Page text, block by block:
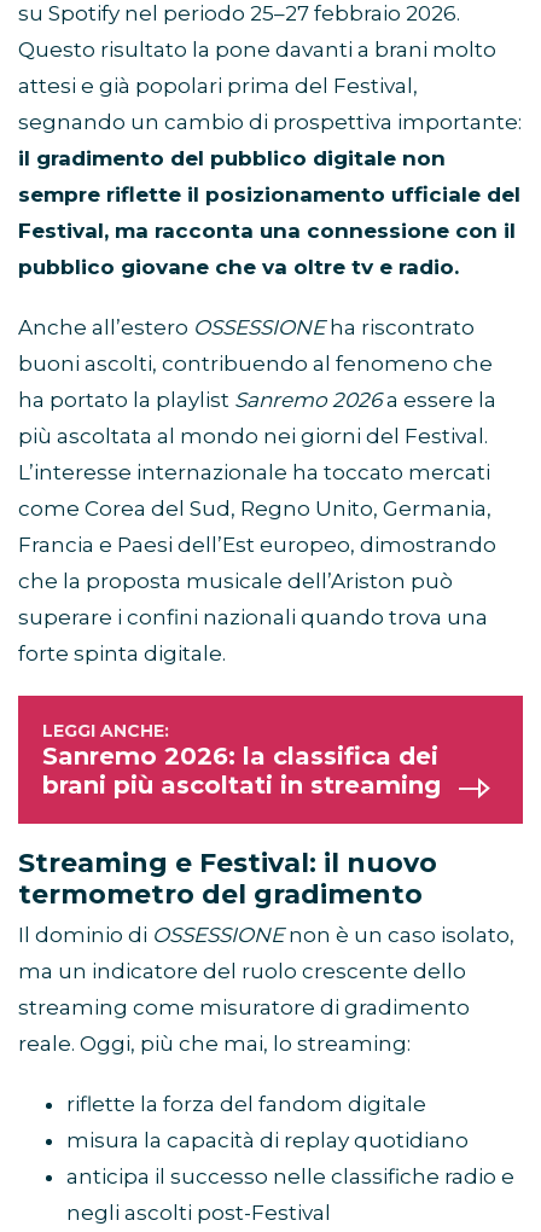
su Spotify nel periodo 25–27 febbraio 2026.
Questo risultato la pone davanti a brani molto
attesi e già popolari prima del Festival,
segnando un cambio di prospettiva importante:
il gradimento del pubblico digitale non
sempre riflette il posizionamento ufficiale del
Festival, ma racconta una connessione con il
pubblico giovane che va oltre tv e radio.
Anche all’estero OSSESSIONEha riscontrato
buoni ascolti, contribuendo al fenomeno che
ha portato la playlist Sanremo 2026a essere la
più ascoltata al mondo nei giorni del Festival.
L’interesse internazionale ha toccato mercati
come Corea del Sud, Regno Unito, Germania,
Francia e Paesi dell’Est europeo, dimostrando
che la proposta musicale dell’Ariston può
superare i confini nazionali quando trova una
forte spinta digitale.
Sanremo 2026: la classifica dei
brani più ascoltati in streaming
Streaming e Festival: il nuovo
termometro del gradimento
Il dominio di OSSESSIONEnon è un caso isolato,
ma un indicatore del ruolo crescente dello
streaming come misuratore di gradimento
reale. Oggi, più che mai, lo streaming:
riflette la forza del fandom digitale
misura la capacità di replay quotidiano
anticipa il successo nelle classifiche radio e
negli ascolti post-Festival